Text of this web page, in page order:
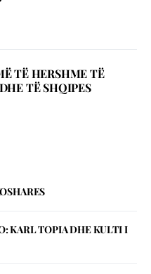
TË HERSHME TË
TË SHQIPES
KARL TOPIA DHE KULTI I